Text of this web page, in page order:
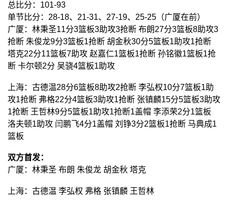
总比分：101-93
单节比分：28-18、21-31、27-19、25-25（广厦在前）
广厦：林秉圣11分3篮板3助攻3抢断 布朗27分3篮板8助攻3
抢断 朱俊龙9分3篮板1抢断 胡金秋30分5篮板1助攻1抢断
塔克22分11篮板7助攻 赵嘉仁1篮板1抢断 孙铭徽1篮板1抢
断 卡尔顿2分 吴骁4篮板1助攻
上海：古德温28分6篮板8助攻2抢断 李弘权10分7篮板1助
攻1抢断 弗格22分4篮板3助攻1抢断 张镇麟15分5篮板3助攻
1抢断 王哲林9分5篮板1助攻1抢断1盖帽 李添荣2分1篮板
洛夫顿1助攻 闫鹏飞4分1盖帽 刘铮3分2篮板1抢断 马典成1
篮板
双方首发：
广厦：林秉圣 布朗 朱俊龙 胡金秋 塔克
上海：古德温 李弘权 弗格 张镇麟 王哲林